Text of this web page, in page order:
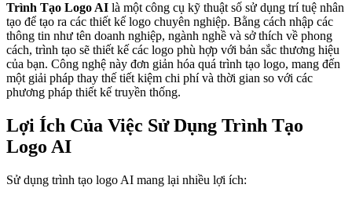
Trình Tạo Logo AI là một công cụ kỹ thuật số sử dụng trí tuệ nhân
tạo để tạo ra các thiết kế logo chuyên nghiệp. Bằng cách nhập các
thông tin như tên doanh nghiệp, ngành nghề và sở thích về phong
cách, trình tạo sẽ thiết kế các logo phù hợp với bản sắc thương hiệu
của bạn. Công nghệ này đơn giản hóa quá trình tạo logo, mang đến
một giải pháp thay thế tiết kiệm chi phí và thời gian so với các
phương pháp thiết kế truyền thống.
Lợi Ích Của Việc Sử Dụng Trình Tạo
Logo AI
Sử dụng trình tạo logo AI mang lại nhiều lợi ích: